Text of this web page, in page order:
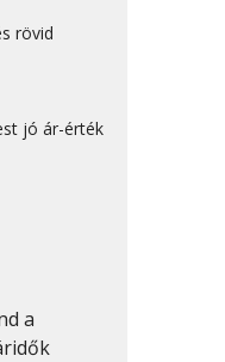
rövid
jó ár-érték
a